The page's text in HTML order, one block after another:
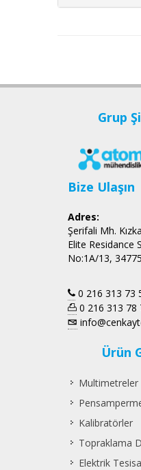
Grup
Bize Ulaşın
Adres:
Şerifali Mh.
Elite Residance
No:1A/13,
0 216 313 73
0 216 313 78
Ürün
Multimetreler
Kalibratörler
Topraklama
Elektrik